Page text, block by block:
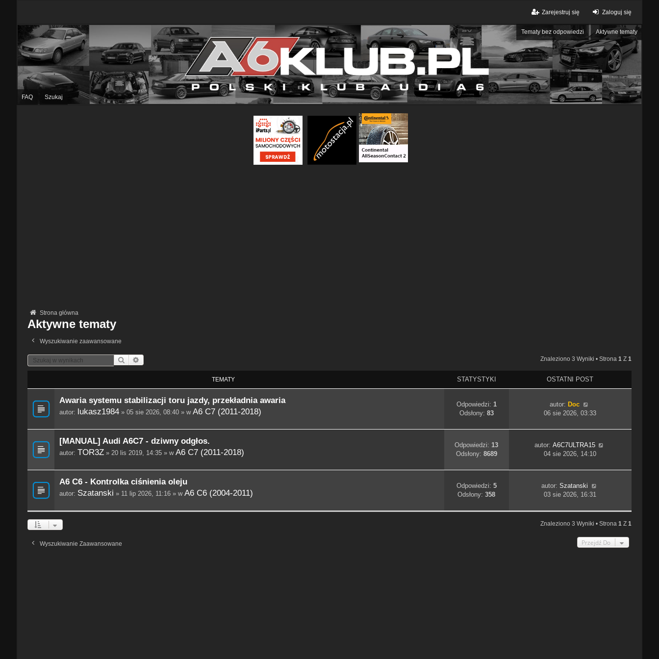
Zaloguj się
Zarejestruj się
Tematy bez odpowiedzi Aktywne tematy
FAQ Szukaj
Strona główna
Aktywne tematy
Wyszukiwanie zaawansowane
Szukaj Znaleziono 3 Wyniki • Strona1 Z1
TEMATY STATYSTYKI OSTATNI POST
Awaria systemu stabilizacji toru jazdy, przekładnia awaria
autor: lukasz1984» 05 sie 2026, 08:40 » w A6 C7 (2011-2018)
Odpowiedzi: 1
Odsłony: 83
autor: Doc
06 sie 2026, 03:33
[MANUAL] Audi A6C7 - dziwny odgłos.
autor: TOR3Z» 20 lis 2019, 14:35 » w A6 C7 (2011-2018)
Odpowiedzi:13
Odsłony: 8689
autor: A6C7ULTRA15
04 sie 2026, 14:10
A6 C6 - Kontrolka ciśnienia oleju
autor: Szatanski » 11 lip 2026, 11:16 » w A6 C6 (2004-2011)
Odpowiedzi: 5
Odsłony:358
autor:Szatanski
03 sie 2026, 16:31
Znaleziono 3 Wyniki • Strona1 Z1
Wyszukiwanie Zaawansowane Przejdź Do